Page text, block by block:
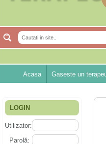
Acasa Gaseste un
LOGIN
Utilizator:
Parolă: